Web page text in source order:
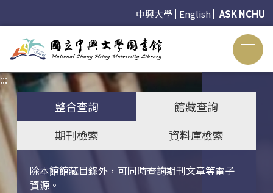
中興大學 English ASK NCHU
:::
整合查詢
館藏查詢
期刊檢索
資料庫檢索
除本館館藏目錄外，可同時查詢期刊文章等電子
資源。
關鍵字搜尋